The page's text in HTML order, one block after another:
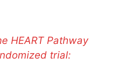
HEART Pathway
trial: